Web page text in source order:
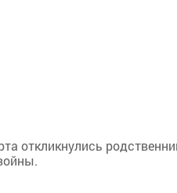
откликнулись